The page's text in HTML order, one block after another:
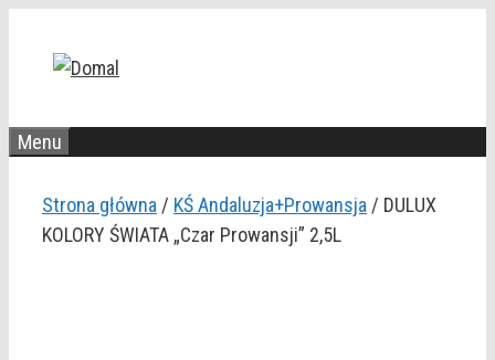
Menu
Strona główna / KŚ Andaluzja+Prowansja / DULUX
KOLORY ŚWIATA „Czar Prowansji” 2,5L